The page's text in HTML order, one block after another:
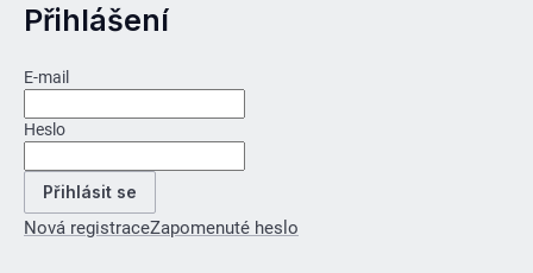
Přihlášení
E-mail
Heslo
Přihlásit se
Nová registraceZapomenuté heslo